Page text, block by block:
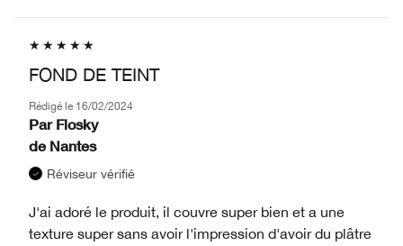
FOND DE TEINT
Rédigé le 16/02/2024
Par Flosky
de Nantes
Réviseur vérifié
J'ai adoré le produit, il couvre super bien et a une
texture super sans avoir l'impression d'avoir du plâtre